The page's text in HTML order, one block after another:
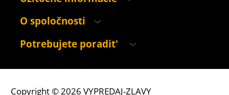
O spoločnosti
Potrebujete poradit'
Copyright © 2026 VYPREDAJ-ZLAVY